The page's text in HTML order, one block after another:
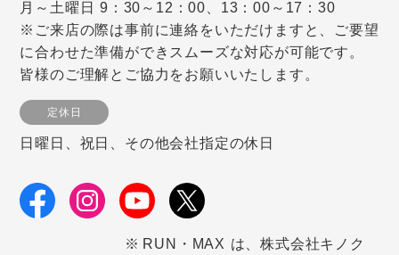
月～土曜日 9：30～12：00、13：00～17：30
※ご来店の際は事前に連絡をいただけますと、ご要望
に合わせた準備ができスムーズな対応が可能です。
皆様のご理解とご協力をお願いいたします。
定休日
日曜日、祝日、その他会社指定の休日
RUN・MAX は、株式会社キノク